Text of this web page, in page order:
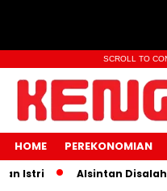
SCROLL TO
HOME PEREKONOMIAN
Alsintan